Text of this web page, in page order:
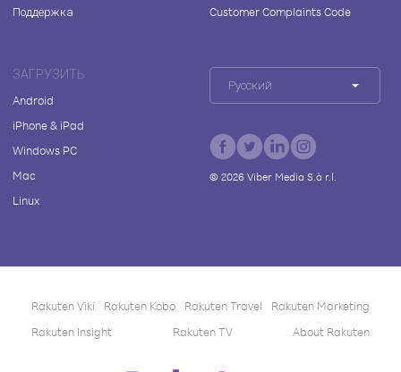
Поддержка
Customer Complaints Code
ЗАГРУЗИТЬ
Android
iPhone & iPad
Windows PC
Mac
Linux
Русский
© 2026Viber Media S.à r.l.
Rakuten Viki Rakuten Kobo Rakuten Travel
Rakuten Marketing
Rakuten Insight
Rakuten TV About Rakuten